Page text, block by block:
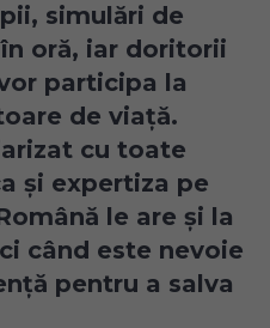
simulări de
oră, iar doritorii
participa la
de viață.
cu toate
și expertiza pe
le are și la
când este nevoie
pentru a salva